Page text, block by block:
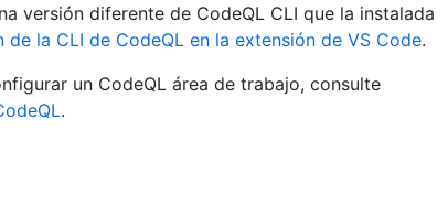
versión diferente de CodeQL CLI que la instalada
de la CLI de CodeQL en la extensión de VS Code.
un CodeQL área de trabajo, consulte
.